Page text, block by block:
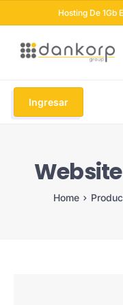
Hosting De 1Gb
Diseño Web
Seguridad Web
Soluciones Email
Ingresar
Home